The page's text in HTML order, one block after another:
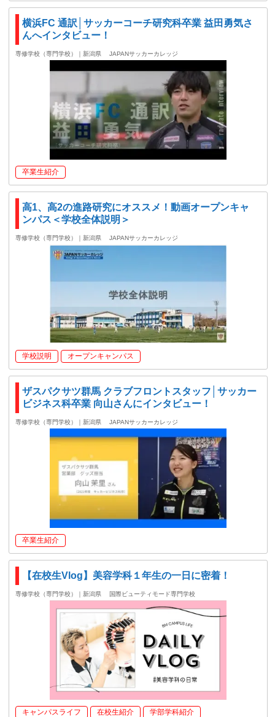
横浜FC 通訳│サッカーコーチ研究科卒業 益田勇気さ
んへインタビュー！
専修学校（専門学校）｜新潟県 JAPANサッカーカレッジ
卒業生紹介
高1、高2の進路研究にオススメ！動画オープンキャ
ンパス＜学校全体説明＞
専修学校（専門学校）｜新潟県 JAPANサッカーカレッジ
学校説明 オープンキャンパス
ザスパクサツ群馬 クラブフロントスタッフ│サッカー
ビジネス科卒業 向山さんにインタビュー！
専修学校（専門学校）｜新潟県 JAPANサッカーカレッジ
卒業生紹介
【在校生Vlog】美容学科１年生の一日に密着！
専修学校（専門学校）｜新潟県 国際ビューティモード専門学校
キャンパスライフ 在校生紹介 学部学科紹介